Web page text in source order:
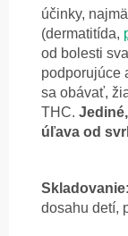
účinky,
(dermatitída,
od bolesti
podporujúce
sa obávať,
THC.
úľava od
Skladovanie:
dosahu detí,